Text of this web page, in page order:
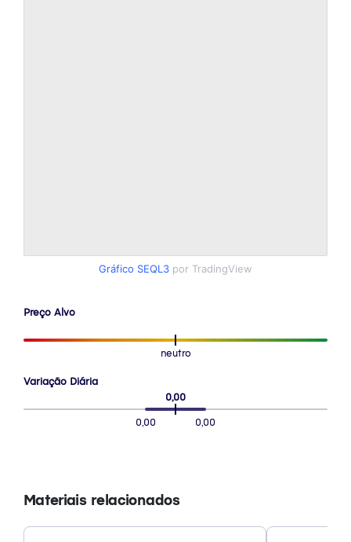
Gráfico SEQL3 por TradingView
Preço Alvo
neutro
Variação Diária
0,00
0,00
0,00
Materiais relacionados